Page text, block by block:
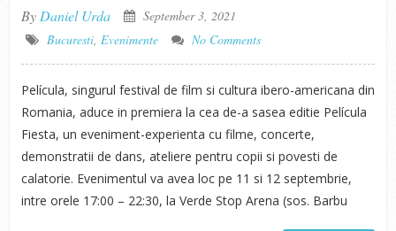
By Daniel Urda
September 3, 2021
Bucuresti, Evenimente No Comments
Película, singurul festival de film si cultura ibero-americana din
Romania, aduce in premiera la cea de-a sasea editie Película
Fiesta, un eveniment-experienta cu filme, concerte,
demonstratii de dans, ateliere pentru copii si povesti de
calatorie. Evenimentul va avea loc pe 11 si 12 septembrie,
intre orele 17:00 – 22:30, la Verde Stop Arena (sos. Barbu